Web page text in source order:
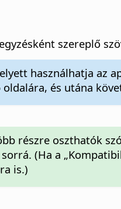
szereplő
használhatja az
és utána
részre oszthatók
(Ha a
is.)